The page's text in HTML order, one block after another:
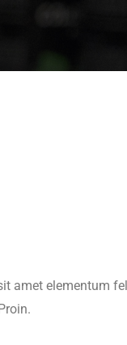
amet elementum